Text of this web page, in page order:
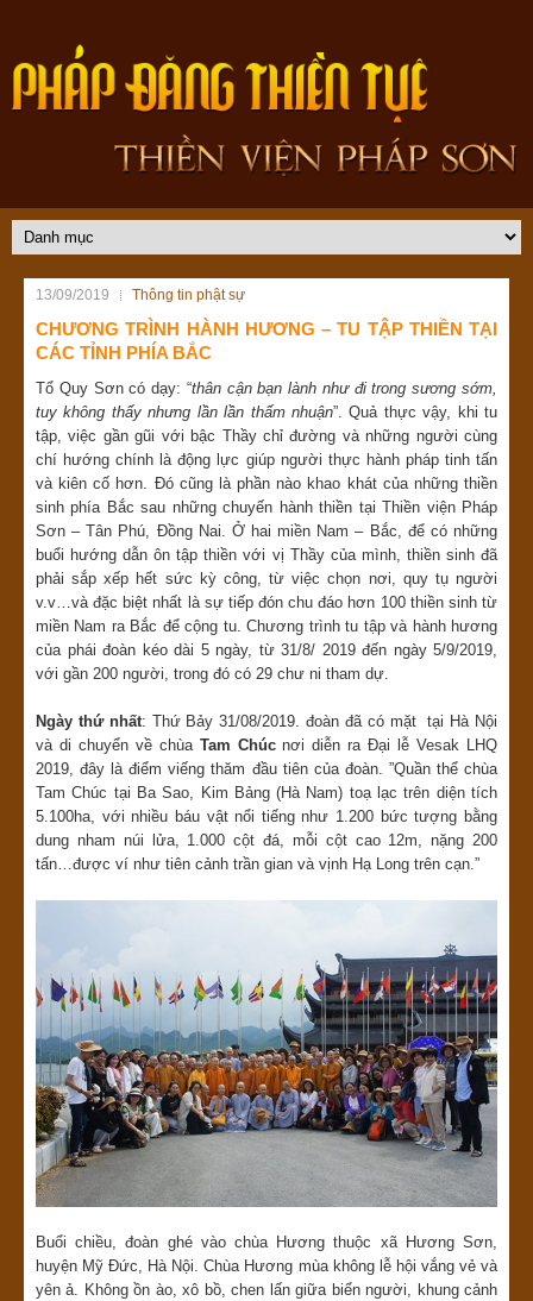
13/09/2019 Thông tin phật sự
CHƯƠNG TRÌNH HÀNH HƯƠNG – TU TẬP THIỀN TẠI
CÁC TỈNH PHÍA BẮC
Tổ Quy Sơn có dạy: “thân cận bạn lành như đi trong sương sớm,
tuy không thấy nhưng lần lần thấm nhuận”. Quả thực vậy, khi tu
tập, việc gần gũi với bậc Thầy chỉ đường và những người cùng
chí hướng chính là động lực giúp người thực hành pháp tinh tấn
và kiên cố hơn. Đó cũng là phần nào khao khát của những thiền
sinh phía Bắc sau những chuyến hành thiền tại Thiền viện Pháp
Sơn – Tân Phú, Đồng Nai. Ở hai miền Nam – Bắc, để có những
buổi hướng dẫn ôn tập thiền với vị Thầy của mình, thiền sinh đã
phải sắp xếp hết sức kỳ công, từ việc chọn nơi, quy tụ người
v.v…và đặc biệt nhất là sự tiếp đón chu đáo hơn 100 thiền sinh từ
miền Nam ra Bắc để cộng tu. Chương trình tu tập và hành hương
của phái đoàn kéo dài 5 ngày, từ 31/8/ 2019 đến ngày 5/9/2019,
với gần 200 người, trong đó có 29 chư ni tham dự.
Ngày thứ nhất: Thứ Bảy 31/08/2019. đoàn đã có mặt tại Hà Nội
và di chuyển về chùa Tam Chúcnơi diễn ra Đại lễ Vesak LHQ
2019, đây là điểm viếng thăm đầu tiên của đoàn. ”Quần thể chùa
Tam Chúc tại Ba Sao, Kim Bảng (Hà Nam) toạ lạc trên diện tích
5.100ha, với nhiều báu vật nổi tiếng như 1.200 bức tượng bằng
dung nham núi lửa, 1.000 cột đá, mỗi cột cao 12m, nặng 200
tấn…được ví như tiên cảnh trần gian và vịnh Hạ Long trên cạn.”
Buổi chiều, đoàn ghé vào chùa Hương thuộc xã Hương Sơn,
huyện Mỹ Đức, Hà Nội. Chùa Hương mùa không lễ hội vắng vẻ và
yên ả. Không ồn ào, xô bồ, chen lấn giữa biển người, khung cảnh